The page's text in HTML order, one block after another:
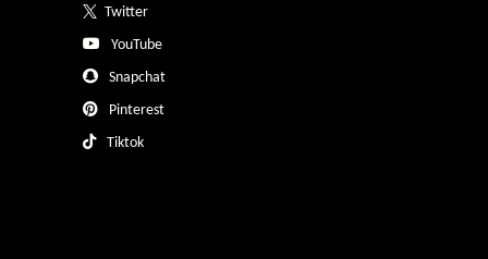
Twitter
YouTube
Snapchat
Pinterest
Tiktok